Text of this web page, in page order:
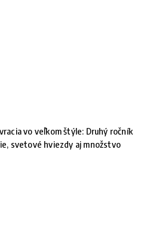
vo veľkom štýle: Druhý ročník
svetové hviezdy aj množstvo